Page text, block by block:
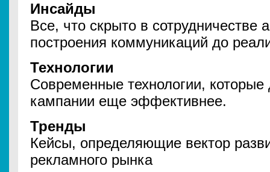
Инсайды
Все, что скрыто в сотрудничестве
построения коммуникаций до
Технологии
Современные технологии,
кампании еще эффективнее.
Тренды
Кейсы, определяющие вектор
рекламного рынка